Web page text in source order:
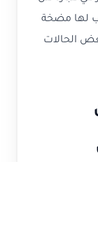
لها مضخة
الحالات